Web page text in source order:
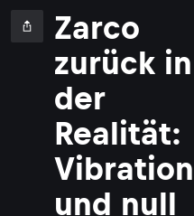
Zarco
zurück in
der
Realität:
und null